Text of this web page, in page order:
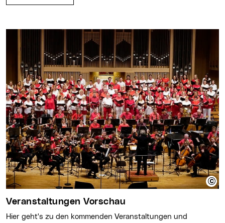
Veranstaltungen Vorschau
Hier geht's zu den kommenden Veranstaltungen und